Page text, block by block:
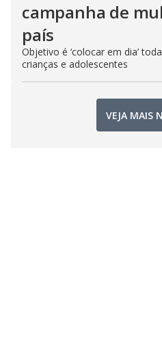
campanha de
país
Objetivo é ‘colocar em dia’
crianças e adolescentes
VEJA MAIS